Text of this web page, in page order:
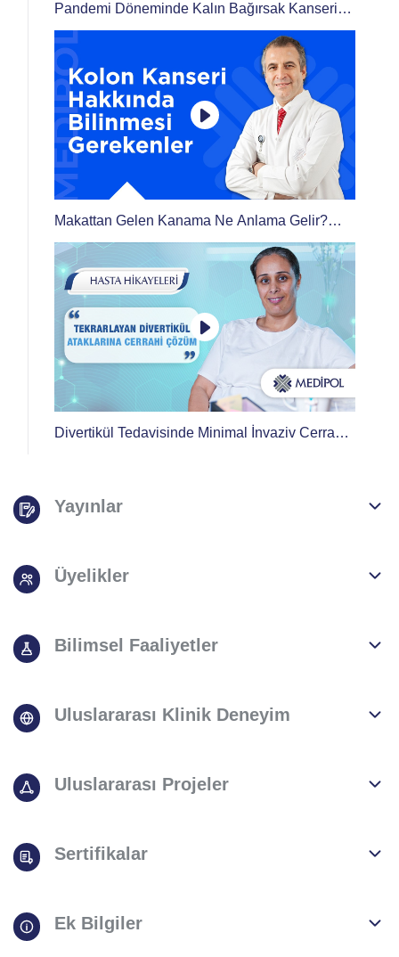
Pandemi Döneminde Kalın Bağırsak Kanseri
Tedavisi Gören Hastaların Risk Durumu Nedir?
Makattan Gelen Kanama Ne Anlama Gelir?
Kolon Kanserinde Ameliyatsız Tedavi Mümkün
mü?
Divertikül Tedavisinde Minimal İnvaziv Cerrahi
Yayınlar
Üyelikler
Bilimsel Faaliyetler
Uluslararası Klinik Deneyim
Uluslararası Projeler
Sertifikalar
Ek Bilgiler